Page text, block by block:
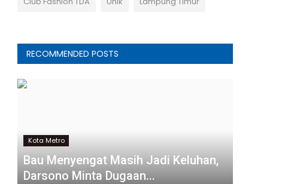
RECOMMENDED POSTS
Kota Metro
Bau Menyengat Masih Jadi Keluhan,
Darsono Minta Dugaan...